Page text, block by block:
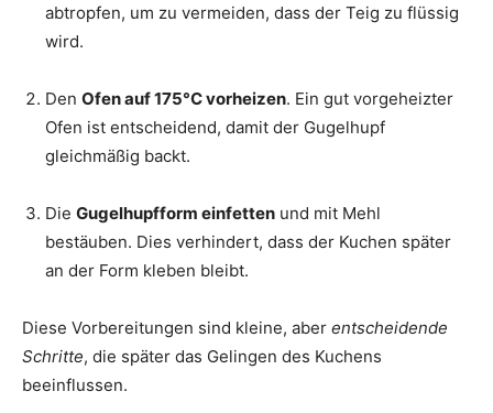
abtropfen, um zu vermeiden, dass der Teig zu flüssig
wird.
Den Ofen auf 175°C vorheizen. Ein gut vorgeheizter
Ofen ist entscheidend, damit der Gugelhupf
gleichmäßig backt.
Die Gugelhupfform einfetten und mit Mehl
bestäuben. Dies verhindert, dass der Kuchen später
an der Form kleben bleibt.
Diese Vorbereitungen sind kleine, aber entscheidende
Schritte, die später das Gelingen des Kuchens
beeinflussen.